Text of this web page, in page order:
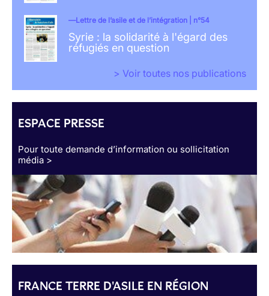
Lettre de l’asile et de l’intégration | n°54
Syrie : la solidarité à l'égard des
réfugiés en question
> Voir toutes nos publications
ESPACE PRESSE
Pour toute demande d’information ou sollicitation
média >
FRANCE TERRE D'ASILE EN RÉGION